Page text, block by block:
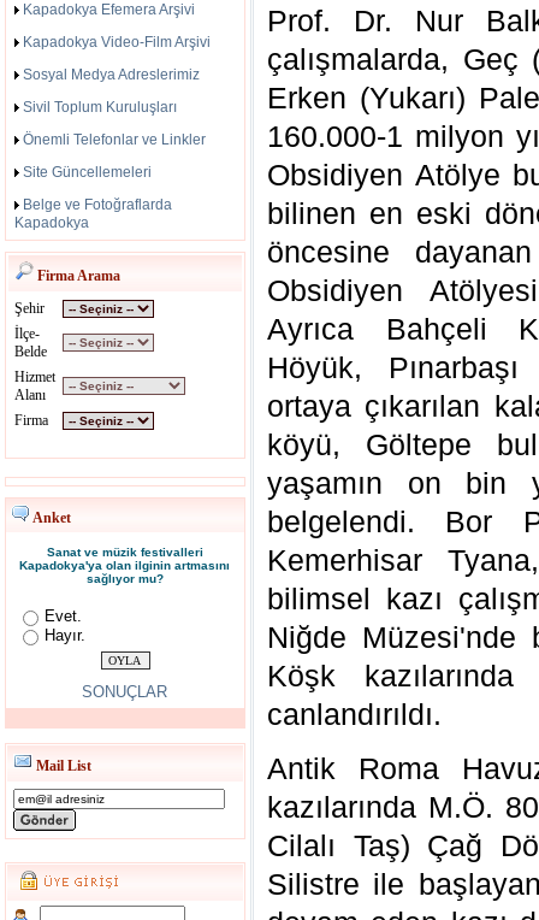
Kapadokya Efemera Arşivi
Kapadokya Video-Film Arşivi
Sosyal Medya Adreslerimiz
Sivil Toplum Kuruluşları
Önemli Telefonlar ve Linkler
Site Güncellemeleri
Belge ve Fotoğraflarda
Kapadokya
Firma Arama
Şehir
İlçe-
Belde
Hizmet
Alanı
Firma
Anket
Sanat ve müzik festivalleri
Kapadokya'ya olan ilginin artmasını
sağlıyor mu?
Evet.
Hayır.
SONUÇLAR
Mail List
Prof. Dr. Nur
çalışmalarda, Geç
Erken (Yukarı)
160.000-1 milyon
Obsidiyen Atölye
bilinen en eski
öncesine
Obsidiyen
Ayrıca Bahçeli
Höyük,
ortaya çıkarılan
köyü, Göltepe
yaşamın on bin
belgelendi. Bor
Kemerhisar
bilimsel kazı
Niğde Müzesi'nde
Köşk
canlandırıldı.
Antik Roma
kazılarında M.Ö.
Cilalı Taş) Çağ
Silistre ile